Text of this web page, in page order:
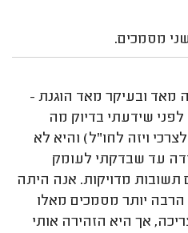
מסמכים.
מאד ובעיקר מאד הוגנת -
לפני שידעתי בדיוק מה
ויזה לחו"ל) והיא לא
עד שבדקתי לעומק
תשובות מדויקות. אנה היתה
הרבה יותר מסמכים מאלו
אך היא הזהירה אותי